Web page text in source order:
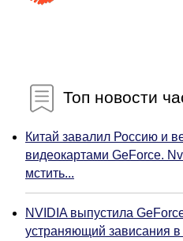
Топ новости
Китай завалил Россию и
видеокартами GeForce.
мстить...
NVIDIA выпустила
устраняющий зависания